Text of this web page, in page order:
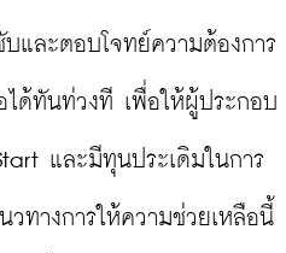
และตอบโจทย์ความต้องการ
ได้ทันท่วงที เพื่อให้ผู้ประกอบ
และมีทุนประเดิมในการ
วทางการให้ความช่วยเหลือนี้